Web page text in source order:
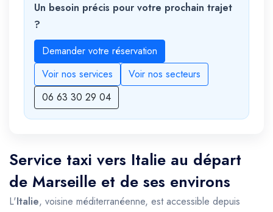
Un besoin précis pour votre prochain trajet
?
Demander votre réservation
Voir nos services
Voir nos secteurs
06 63 30 29 04
Service taxi vers Italie au départ
de Marseille et de ses environs
L'Italie, voisine méditerranéenne, est accessible depuis